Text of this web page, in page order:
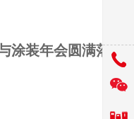
涂装年会圆满落